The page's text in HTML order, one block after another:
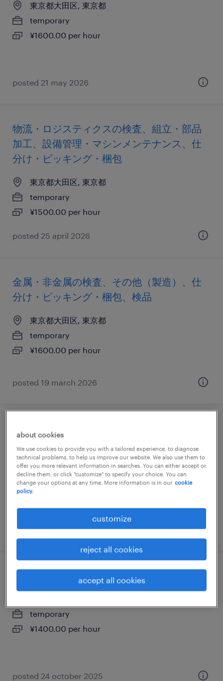
東京都大田区, 東京都
temporary
¥1600.00 per hour
posted 21 may 2026
物流・ロジスティクスの検査、組立・部品
加工、設備管理・マシンメンテナンス、仕
分け・ピッキング・梱包
東京都大田区, 東京都
temporary
¥1500.00 per hour
posted 25 april 2026
金属・非金属の検査、その他（製造）、仕
分け・ピッキング・梱包、検品
東京都大田区, 東京都
temporary
¥1600.00 per hour
posted 19 march 2026
金属・非金属の検査、その他（製造）、仕
分け・ピッキング・梱包、検品
東京都大田区, 東京都
temporary
¥1600.00 per hour
posted 18 march 2026
建設・設備の組立・部品加工、検査、検品
temporary
¥1400.00 per hour
posted 24 october 2025
about cookies
We use cookies to provide you with a tailored experience, to diagnose
technical problems, to help us improve our website. We also use them to
offer you more relevant information in searches. You can either accept or
decline them, or click "customize" to specify your choice. You can
change your options at any time. More information is in our cookie
policy.
customize
reject all cookies
accept all cookies